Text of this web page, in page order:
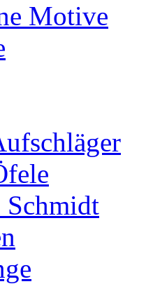
Motive